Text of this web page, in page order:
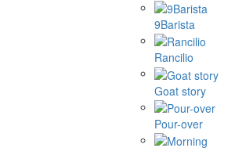
9Barista
Rancilio
Goat story
Pour-over